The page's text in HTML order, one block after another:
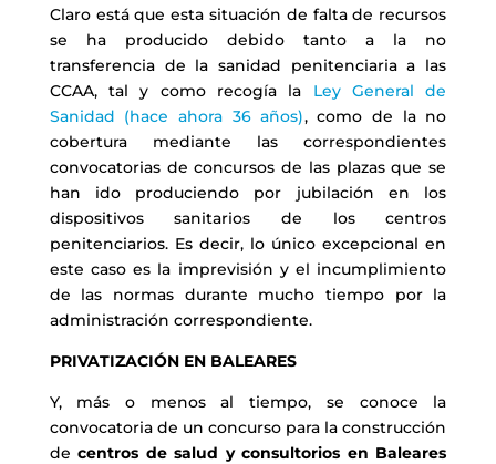
Claro está que esta situación de falta de recursos
se ha producido debido tanto a la no
transferencia de la sanidad penitenciaria a las
CCAA, tal y como recogía la Ley General de
Sanidad (hace ahora 36 años), como de la no
cobertura mediante las correspondientes
convocatorias de concursos de las plazas que se
han ido produciendo por jubilación en los
dispositivos sanitarios de los centros
penitenciarios. Es decir, lo único excepcional en
este caso es la imprevisión y el incumplimiento
de las normas durante mucho tiempo por la
administración correspondiente.
PRIVATIZACIÓN EN BALEARES
Y, más o menos al tiempo, se conoce la
convocatoria de un concurso para la construcción
decentros de salud y consultorios en Baleares